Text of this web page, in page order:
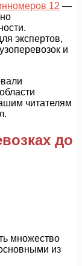
12 —
экспертов,
и
читателям
до
множество
из